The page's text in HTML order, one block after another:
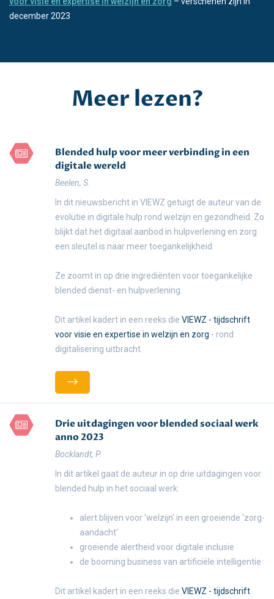
december 2023
Meer lezen?
Blended hulp voor meer verbinding in een
digitale wereld
Beelen, S.
In dit nieuwsbericht in VIEWZ getuigt de auteur van de
evolutie in digitale hulp rond welzijn en gezondheid. Zo
blijkt dat het digitaal aanbod in hulpverlening en zorg
een sleutel is naar meer toegankelijkheid.
Ze zoomt in op drie ingrediënten voor toegankelijke
blended dienst- en hulpverlening.
Dit artikel kadert in een reeks die VIEWZ - tijdschrift
voor visie en expertise in welzijn en zorg - rond
digitalisering uitbracht.
Drie uitdagingen voor blended sociaal werk
anno 2023
Bocklandt, P.
In dit artikel gaat de auteur in op drie uitdagingen voor
blended hulp in het sociaal werk:
alert blijven voor 'welzijn' in een groeiende 'zorg-
aandacht'
groeiende alertheid voor digitale inclusie
de booming business van artificiële intelligentie
Dit artikel kadert in een reeks die VIEWZ - tijdschrift